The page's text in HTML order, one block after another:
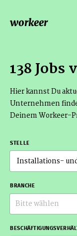
workeer
138 Jobs
Hier kannst Du
Unternehmen
Deinem Workeer-
STELLE
BRANCHE
Bitte wählen